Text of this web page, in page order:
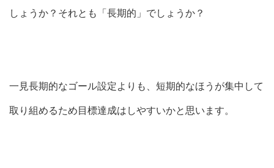
しょうか？それとも「長期的」でしょうか？
一見長期的なゴール設定よりも、短期的なほうが集中して
取り組めるため目標達成はしやすいかと思います。